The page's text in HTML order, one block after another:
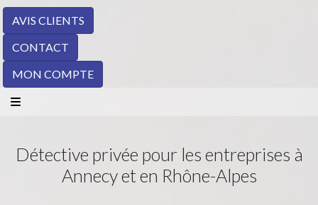
AVIS CLIENTS
CONTACT
MON COMPTE
Détective privée pour les entreprises à
Annecy et en Rhône-Alpes